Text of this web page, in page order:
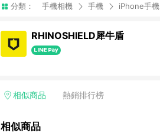
分類： 手機相機 手機 iPhone手機
RHINOSHIELD犀牛盾
相似商品 熱銷排行榜
相似商品